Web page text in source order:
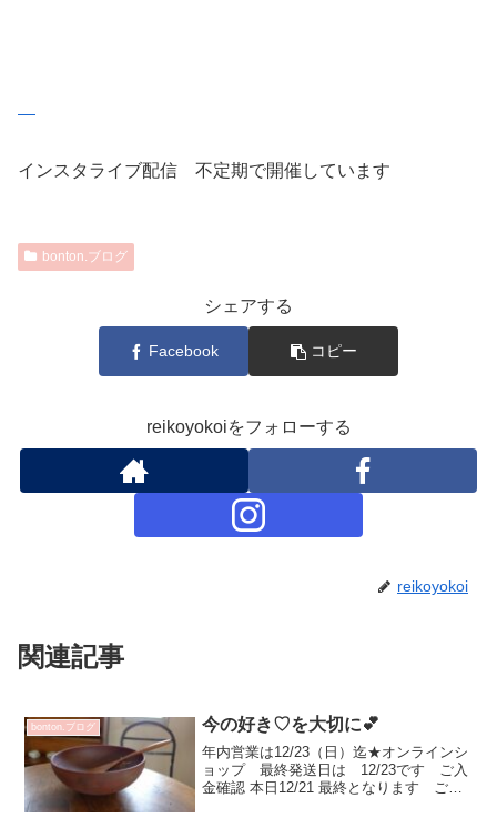
インスタライブ配信 不定期で開催しています
bonton.ブログ
シェアする
Facebook コピー
reikoyokoiをフォローする
reikoyokoi
関連記事
bonton.ブログ 今の好き♡を大切に💕
年内営業は12/23（日）迄★オンラインシ
ョップ 最終発送日は 12/23です ご入
金確認 本日12/21 最終となります ご入